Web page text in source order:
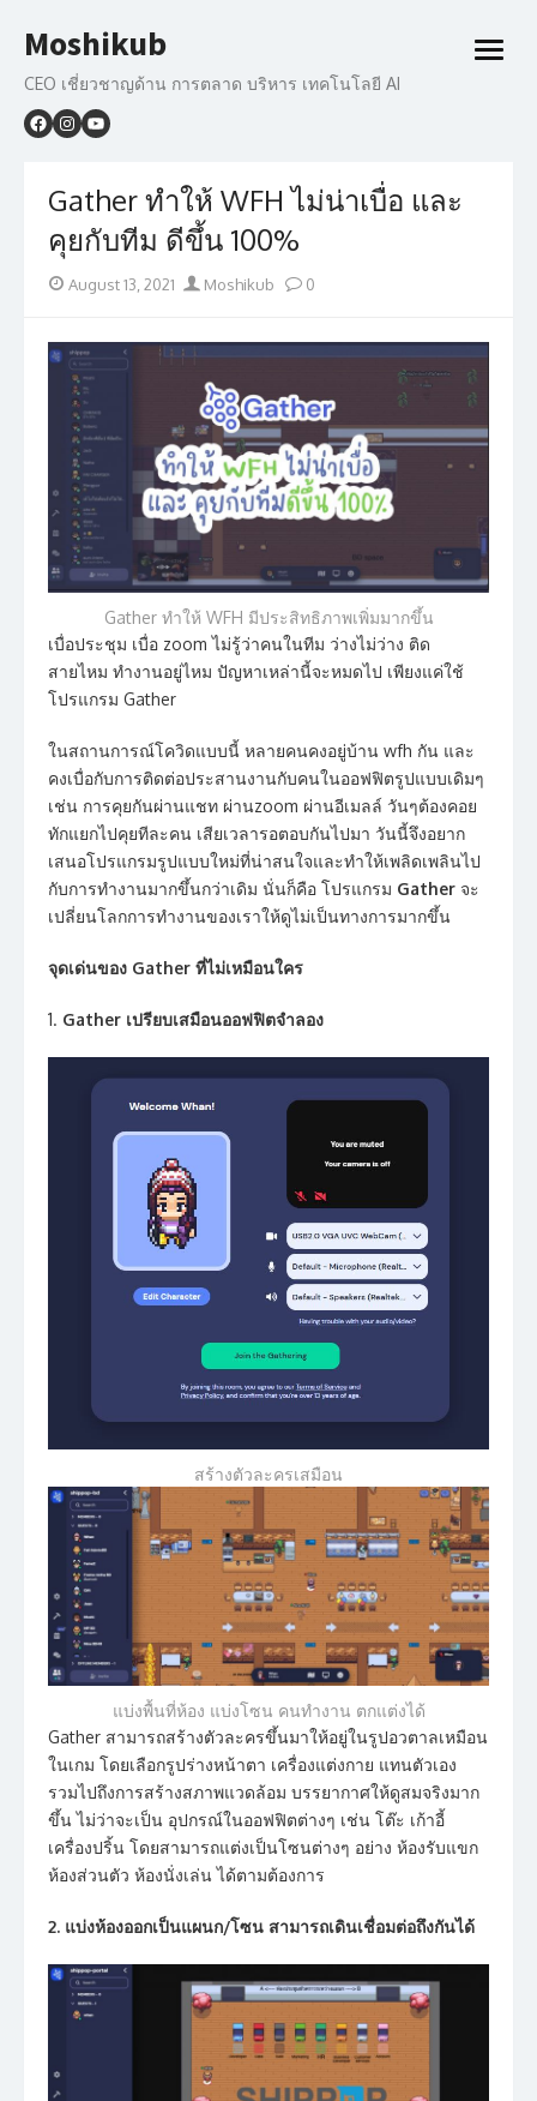
to
Moshikub
CEO เชี่ยวชาญด้าน การตลาด บริหาร เทคโนโลยี AI
open
Gather ทำให้ WFH ไม่น่าเบื่อ และ
คุยกับทีม ดีขึ้น 100%
Posted
August 13, 2021 Author
Moshikub 0
Gather ทำให้ WFH มีประสิทธิภาพเพิ่มมากขึ้น
เบื่อประชุม เบื่อ zoom ไม่รู้ว่าคนในทีม ว่างไม่ว่าง ติด
สายไหม ทำงานอยู่ไหม ปัญหาเหล่านี้จะหมดไป เพียงแค่ใช้
โปรแกรม Gather
ในสถานการณ์โควิดแบบนี้ หลายคนคงอยู่บ้าน wfh กัน และ
คงเบื่อกับการติดต่อประสานงานกับคนในออฟฟิตรูปแบบเดิมๆ
เช่น การคุยกันผ่านแชท ผ่านzoom ผ่านอีเมลล์ วันๆต้องคอย
ทักแยกไปคุยทีละคน เสียเวลารอตอบกันไปมา วันนี้จึงอยาก
เสนอโปรแกรมรูปแบบใหม่ที่น่าสนใจและทำให้เพลิดเพลินไป
กับการทำงานมากขึ้นกว่าเดิม นั่นก็คือ โปรแกรม Gather จะ
เปลี่ยนโลกการทำงานของเราให้ดูไม่เป็นทางการมากขึ้น
จุดเด่นของ Gather ที่ไม่เหมือนใคร
1. Gather เปรียบเสมือนออฟฟิตจำลอง
สร้างตัวละครเสมือน
แบ่งพื้นที่ห้อง แบ่งโซน คนทำงาน ตกแต่งได้
Gather สามารถสร้างตัวละครขึ้นมาให้อยู่ในรูปอวตาลเหมือน
ในเกม โดยเลือกรูปร่างหน้าตา เครื่องแต่งกาย แทนตัวเอง
รวมไปถึงการสร้างสภาพแวดล้อม บรรยากาศให้ดูสมจริงมาก
ขึ้น ไม่ว่าจะเป็น อุปกรณ์ในออฟฟิตต่างๆ เช่น โต๊ะ เก้าอี้
เครื่องปริ้น โดยสามารถแต่งเป็นโซนต่างๆ อย่าง ห้องรับแขก
ห้องส่วนตัว ห้องนั่งเล่น ได้ตามต้องการ
2. แบ่งห้องออกเป็นแผนก/โซน สามารถเดินเชื่อมต่อถึงกันได้